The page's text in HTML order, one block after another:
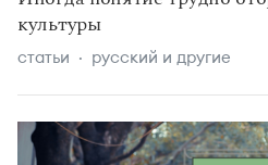
культуры
статьи русский и другие